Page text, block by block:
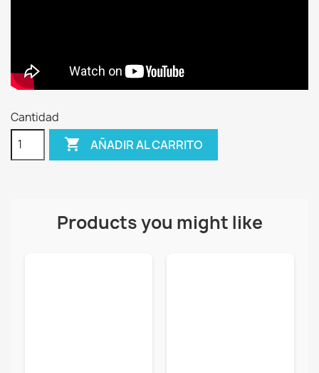
Cantidad
 AÑADIR AL CARRITO
Products you might like